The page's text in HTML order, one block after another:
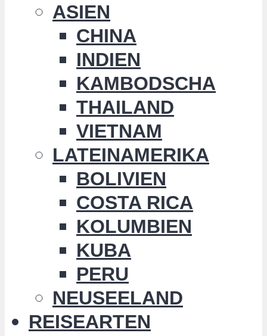
ASIEN
CHINA
INDIEN
KAMBODSCHA
THAILAND
VIETNAM
LATEINAMERIKA
BOLIVIEN
COSTA RICA
KOLUMBIEN
KUBA
PERU
NEUSEELAND
REISEARTEN